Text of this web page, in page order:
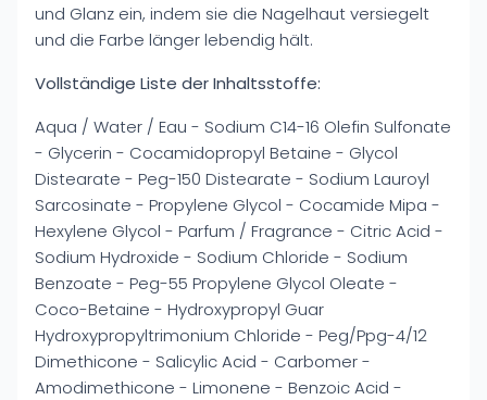
und Glanz ein, indem sie die Nagelhaut versiegelt
und die Farbe länger lebendig hält.
Vollständige Liste der Inhaltsstoffe:
Aqua / Water / Eau - Sodium C14-16 Olefin Sulfonate
- Glycerin - Cocamidopropyl Betaine - Glycol
Distearate - Peg-150 Distearate - Sodium Lauroyl
Sarcosinate - Propylene Glycol - Cocamide Mipa -
Hexylene Glycol - Parfum / Fragrance - Citric Acid -
Sodium Hydroxide - Sodium Chloride - Sodium
Benzoate - Peg-55 Propylene Glycol Oleate -
Coco-Betaine - Hydroxypropyl Guar
Hydroxypropyltrimonium Chloride - Peg/Ppg-4/12
Dimethicone - Salicylic Acid - Carbomer -
Amodimethicone - Limonene - Benzoic Acid -